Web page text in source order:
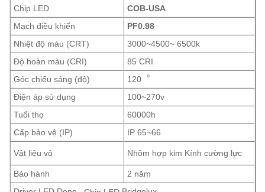
Chip LED
COB-USA
Mạch điều khiển
PF0.98
Nhiệt độ màu (CRT)
3000~4500~ 6500k
Độ hoàn màu (CRI)
85 CRI
Góc chiếu sáng (độ)
120︒
Điện áp sử dụng
100~270v
Tuổi thọ
60000h
Cấp bảo vệ (IP)
IP 65~66
Vật liệu vỏ Nhôm hợp kim Kính cường lực
Bảo hành
2 năm